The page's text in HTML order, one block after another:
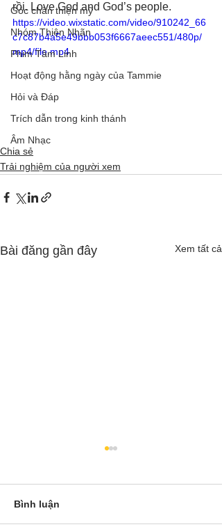
Góc chân thiện mỹ
Nhóm Thiên Nhãn
Phim Tâm Linh
Hoạt động hằng ngày của Tammie
Hỏi và Đáp
Trích dẫn trong kinh thánh
Âm Nhạc
rồi. Love God and God’s people.
https://video.wixstatic.com/video/910242_66
c7c87b4a5e49bbb053f6667aeec551/480p/
mp4/file.mp4
Chia sẻ
Trải nghiệm của người xem
Bài đăng gần đây Xem tất cả
Bình luận